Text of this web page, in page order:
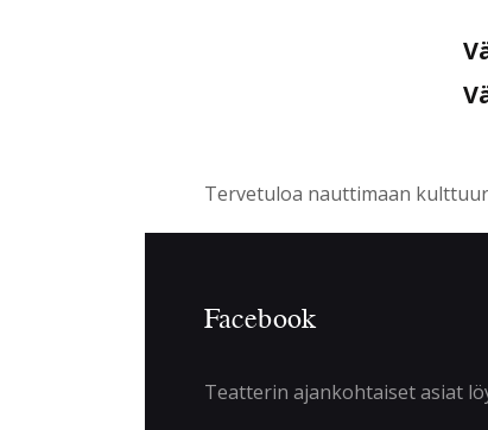
Tervetuloa nauttimaan
Facebook
Teatterin ajankohtaiset asiat